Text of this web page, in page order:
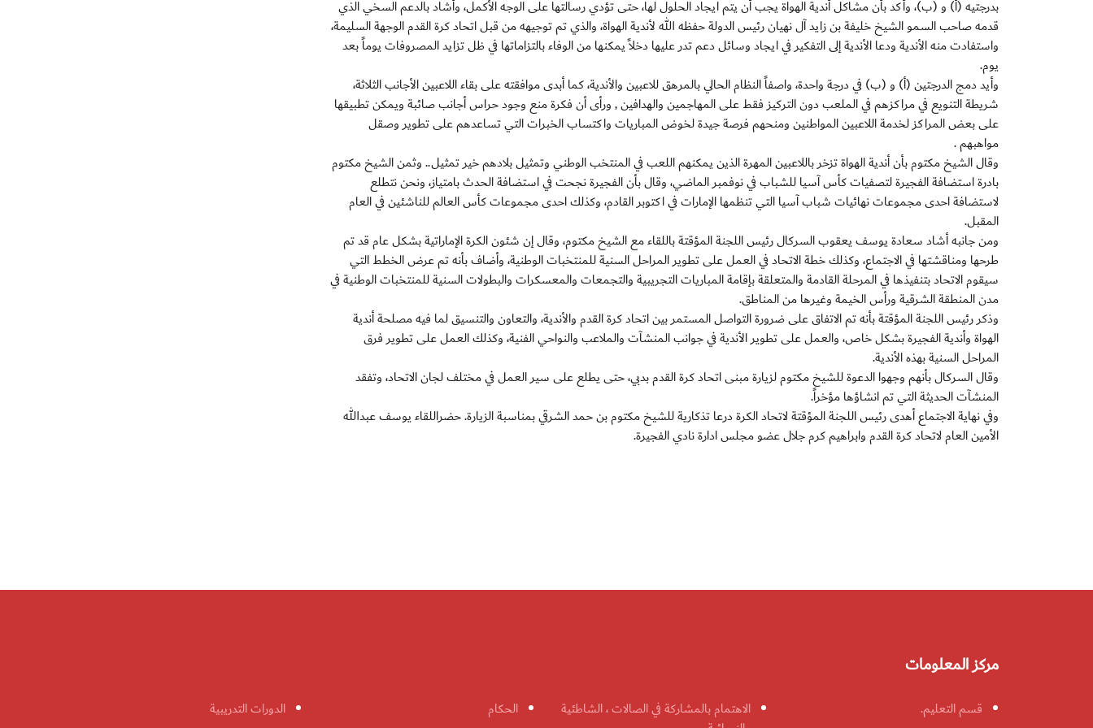
بدرجتيه (أ) و (ب)، وأكد بأن مشاكل أندية الهواة يجب أن يتم ايجاد الحلول لها، حتى تؤدي رسالتها على الوجه الأكمل، وأشاد بالدعم السخي الذي
قدمه صاحب السمو الشيخ خليفة بن زايد آل نهيان رئيس الدولة حفظه الله لأندية الهواة، والذي تم توجيهه من قبل اتحاد كرة القدم الوجهة السليمة،
واستفادت منه الأندية ودعا الأندية إلى التفكير في ايجاد وسائل دعم تدر عليها دخلاً يمكنها من الوفاء بالتزاماتها في ظل تزايد المصروفات يوماً بعد
يوم.
وأيد دمج الدرجتين (أ) و (ب) في درجة واحدة، واصفاً النظام الحالي بالمرهق للاعبين والأندية، كما أبدى موافقته على بقاء اللاعبين الأجانب الثلاثة،
شريطة التنويع في مراكزهم في الملعب دون التركيز فقط على المهاجمين والهدافين , ورأى أن فكرة منع وجود حراس أجانب صائبة ويمكن تطبيقها
على بعض المراكز لخدمة اللاعبين المواطنين ومنحهم فرصة جيدة لخوض المباريات واكتساب الخبرات التي تساعدهم على تطوير وصقل
مواهبهم .
وقال الشيخ مكتوم بأن أندية الهواة تزخر باللاعبين المهرة الذين يمكنهم اللعب في المنتخب الوطني وتمثيل بلادهم خير تمثيل.. وثمن الشيخ مكتوم
بادرة استضافة الفجيرة لتصفيات كأس آسيا للشباب في نوفمبر الماضي، وقال بأن الفجيرة نجحت في استضافة الحدث بامتياز، ونحن نتطلع
لاستضافة احدى مجموعات نهائيات شباب آسيا التي تنظمها الإمارات في اكتوبر القادم، وكذلك احدى مجموعات كأس العالم للناشئين في العام
المقبل.
ومن جانبه أشاد سعادة يوسف يعقوب السركال رئيس اللجنة المؤقتة باللقاء مع الشيخ مكتوم، وقال إن شئون الكرة الإماراتية بشكل عام قد تم
طرحها ومناقشتها في الاجتماع، وكذلك خطة الاتحاد في العمل على تطوير المراحل السنية للمنتخبات الوطنية، وأضاف بأنه تم عرض الخطط التي
سيقوم الاتحاد بتنفيذها في المرحلة القادمة والمتعلقة بإقامة المباريات التجريبية والتجمعات والمعسكرات والبطولات السنية للمنتخبات الوطنية في
مدن المنطقة الشرقية ورأس الخيمة وغيرها من المناطق.
وذكر رئيس اللجنة المؤقتة بأنه تم الاتفاق على ضرورة التواصل المستمر بين اتحاد كرة القدم والأندية، والتعاون والتنسيق لما فيه مصلحة أندية
الهواة وأندية الفجيرة بشكل خاص، والعمل على تطوير الأندية في جوانب المنشآت والملاعب والنواحي الفنية، وكذلك العمل على تطوير فرق
المراحل السنية بهذه الأندية.
وقال السركال بأنهم وجهوا الدعوة للشيخ مكتوم لزيارة مبنى اتحاد كرة القدم بدبي، حتى يطلع على سير العمل في مختلف لجان الاتحاد، وتفقد
المنشآت الحديثة التي تم انشاؤها مؤخراً.
وفي نهاية الاجتماع أهدى رئيس اللجنة المؤقتة لاتحاد الكرة درعا تذكارية للشيخ مكتوم بن حمد الشرقي بمناسبة الزيارة. حضراللقاء يوسف عبدالله
الأمين العام لاتحاد كرة القدم وابراهيم كرم جلال عضو مجلس ادارة نادي الفجيرة.
مركز المعلومات
قسم التعليم.
الاهتمام بالمشاركة في الصالات ، الشاطئية
الحكام الدورات التدريبية